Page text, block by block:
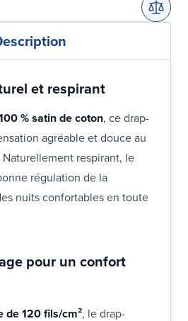
et respirant
% satin de coton, ce drap-
agréable et douce au
respirant, le
régulation de la
nuits confortables en toute
pour un confort
de 120 fils/cm², le drap-